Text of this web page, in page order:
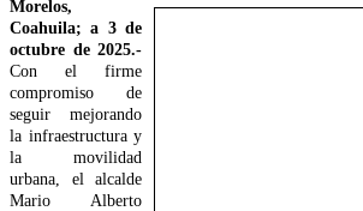
Morelos,
Coahuila; a 3 de
octubre de 2025.-
Con el firme
compromiso de
seguir mejorando
la infraestructura y
la movilidad
urbana, el alcalde
Mario Alberto